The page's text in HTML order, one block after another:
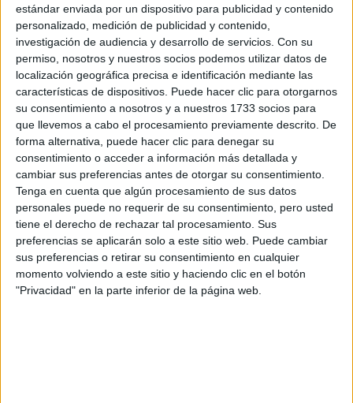
estándar enviada por un dispositivo para publicidad y contenido
personalizado, medición de publicidad y contenido,
investigación de audiencia y desarrollo de servicios. Con su
permiso, nosotros y nuestros socios podemos utilizar datos de
localización geográfica precisa e identificación mediante las
características de dispositivos. Puede hacer clic para otorgarnos
su consentimiento a nosotros y a nuestros 1733 socios para
que llevemos a cabo el procesamiento previamente descrito. De
forma alternativa, puede hacer clic para denegar su
consentimiento o acceder a información más detallada y
cambiar sus preferencias antes de otorgar su consentimiento.
Tenga en cuenta que algún procesamiento de sus datos
personales puede no requerir de su consentimiento, pero usted
tiene el derecho de rechazar tal procesamiento. Sus
preferencias se aplicarán solo a este sitio web. Puede cambiar
sus preferencias o retirar su consentimiento en cualquier
momento volviendo a este sitio y haciendo clic en el botón
"Privacidad" en la parte inferior de la página web.
¿Qué quieres preguntar?*
Escribe aquí las dudas o preguntas que te gustaría que te
respondieran: plazos de preinscripción, precios, plazas
disponibles…:
Acepto los términos y condicionesy lapolítica de
privacidad:*